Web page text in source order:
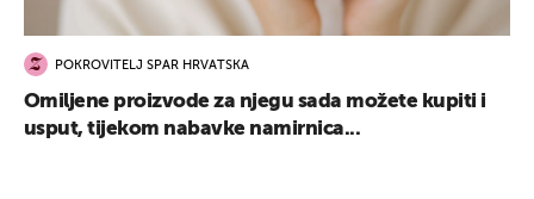
POKROVITELJ SPAR HRVATSKA
Omiljene proizvode za njegu sada možete kupiti i
usput, tijekom nabavke namirnica...